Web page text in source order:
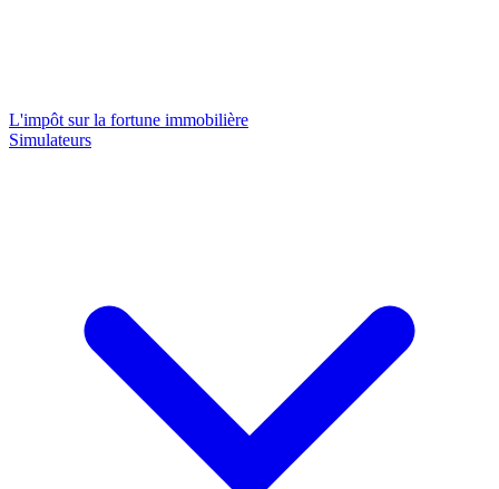
L'impôt sur la fortune immobilière
Simulateurs